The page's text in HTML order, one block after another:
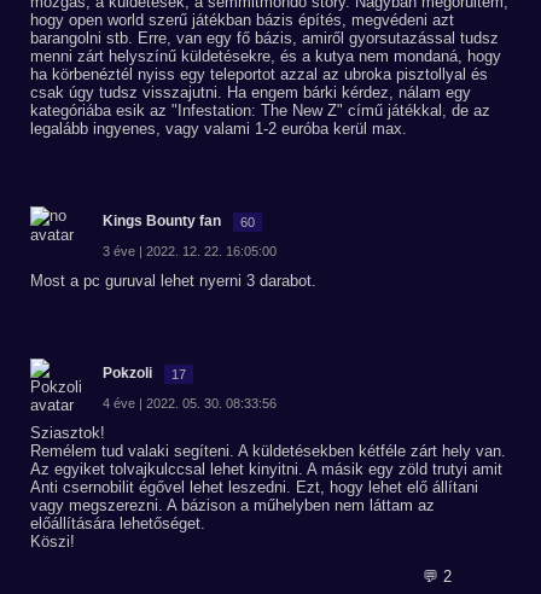
hogy open world szerű játékban bázis építés, megvédeni azt
barangolni stb. Erre, van egy fő bázis, amiről gyorsutazással tudsz
menni zárt helyszínű küldetésekre, és a kutya nem mondaná, hogy
ha körbenéztél nyiss egy teleportot azzal az ubroka pisztollyal és
csak úgy tudsz visszajutni. Ha engem bárki kérdez, nálam egy
kategóriába esik az "Infestation: The New Z" című játékkal, de az
legalább ingyenes, vagy valami 1-2 euróba kerül max.
Kings Bounty fan 60
3 éve | 2022. 12. 22. 16:05:00
Most a pc guruval lehet nyerni 3 darabot.
Pokzoli 17
4 éve | 2022. 05. 30. 08:33:56
Sziasztok!
Remélem tud valaki segíteni. A küldetésekben kétféle zárt hely van.
Az egyiket tolvajkulccsal lehet kinyitni. A másik egy zöld trutyi amit
Anti csernobilit égővel lehet leszedni. Ezt, hogy lehet elő állítani
vagy megszerezni. A bázison a műhelyben nem láttam az
előállítására lehetőséget.
Köszi!
💬 2